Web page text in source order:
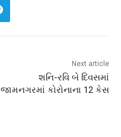
Next article
શનિ-રવિ બે દિવસમાં
જામનગરમાં કોરોનાના 12 કેસ